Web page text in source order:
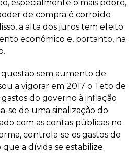
especialmente o mais pobre,
de compra é corroído
a alta dos juros tem efeito
econômico e, portanto, na
sem aumento de
a vigorar em 2017 o Teto de
do governo à inflação
se de uma sinalização do
com as contas públicas no
controla-se os gastos do
a dívida se estabilize.